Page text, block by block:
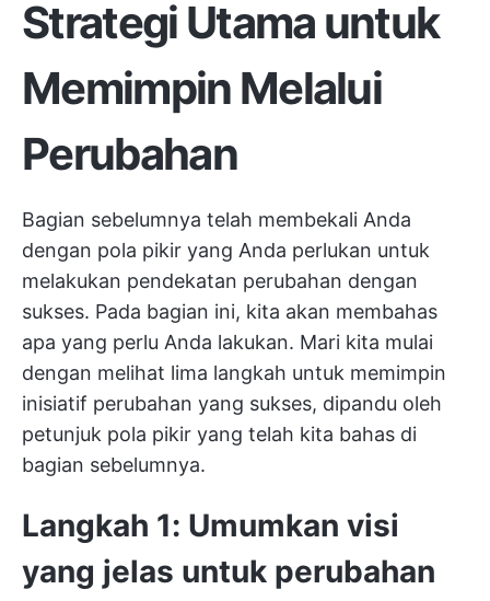
Strategi Utama untuk
Memimpin Melalui
Perubahan
Bagian sebelumnya telah membekali Anda
dengan pola pikir yang Anda perlukan untuk
melakukan pendekatan perubahan dengan
sukses. Pada bagian ini, kita akan membahas
apa yang perlu Anda lakukan. Mari kita mulai
dengan melihat lima langkah untuk memimpin
inisiatif perubahan yang sukses, dipandu oleh
petunjuk pola pikir yang telah kita bahas di
bagian sebelumnya.
Langkah 1: Umumkan visi
yang jelas untuk perubahan